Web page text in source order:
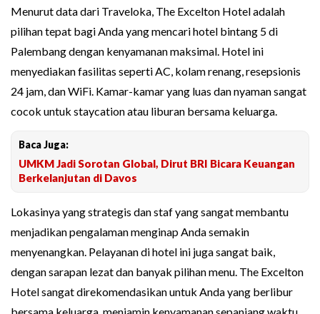
Menurut data dari Traveloka, The Excelton Hotel adalah
pilihan tepat bagi Anda yang mencari hotel bintang 5 di
Palembang dengan kenyamanan maksimal. Hotel ini
menyediakan fasilitas seperti AC, kolam renang, resepsionis
24 jam, dan WiFi. Kamar-kamar yang luas dan nyaman sangat
cocok untuk staycation atau liburan bersama keluarga.
Baca Juga:
UMKM Jadi Sorotan Global, Dirut BRI Bicara Keuangan
Berkelanjutan di Davos
Lokasinya yang strategis dan staf yang sangat membantu
menjadikan pengalaman menginap Anda semakin
menyenangkan. Pelayanan di hotel ini juga sangat baik,
dengan sarapan lezat dan banyak pilihan menu. The Excelton
Hotel sangat direkomendasikan untuk Anda yang berlibur